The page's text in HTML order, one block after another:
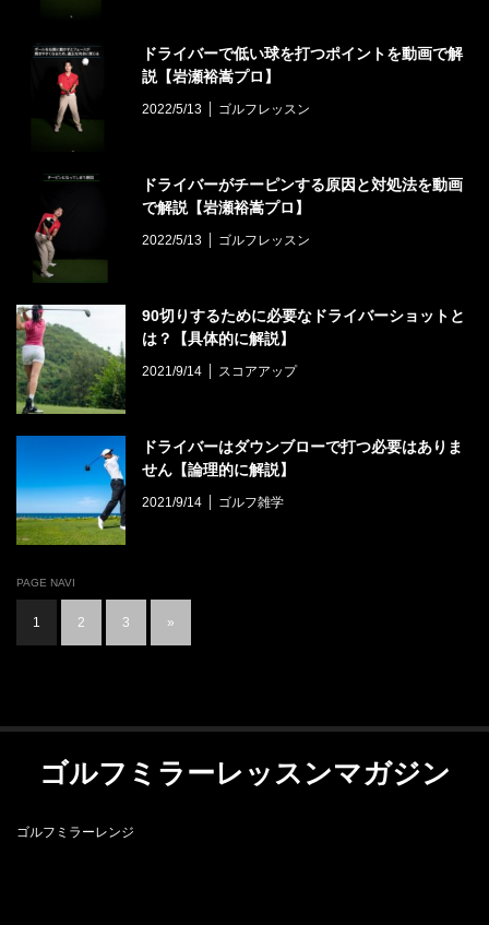
ドライバーで低い球を打つポイントを動画で解
説【岩瀬裕嵩プロ】
2022/5/13 ゴルフレッスン
ドライバーがチーピンする原因と対処法を動画
で解説【岩瀬裕嵩プロ】
2022/5/13 ゴルフレッスン
90切りするために必要なドライバーショットと
は？【具体的に解説】
2021/9/14 スコアアップ
ドライバーはダウンブローで打つ必要はありま
せん【論理的に解説】
2021/9/14 ゴルフ雑学
PAGE NAVI
1 2 3 »
ゴルフミラーレッスンマガジン
ゴルフミラーレンジ